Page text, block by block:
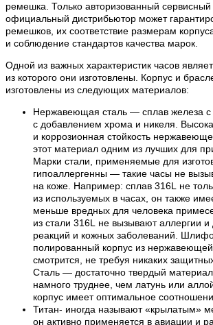
ремешка. Только авторизованный сервисный
официальный дистрибьютор может
ремешков, их соответствие размерам
и соблюдение стандартов качества марок.
Одной из важных характеристик часов
из которого они изготовлены. Корпус и
изготовлены из следующих материалов:
Нержавеющая сталь — сплав железа с
с добавлением хрома и никеля.
и коррозионная стойкость
этот материал одним из лучших для
Марки стали, применяемые для
гипоаллергенны — такие часы не
на коже. Например: сплав 316L не
из используемых в часах, он также
меньше вредных для человека
из стали 316L не вызывают аллергии и
реакций и кожных заболеваний.
полированный корпус из
смотрится, не требуя никаких
Сталь — достаточно твердый
намного труднее, чем латунь или
корпус имеет оптимальное
Титан- иногда называют «крылатым»
он активно применяется в авиации и